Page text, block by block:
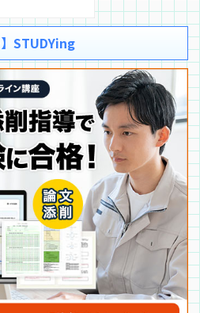
】STUDYing